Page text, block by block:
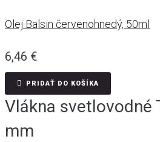
Olej Balsin červenohnedý, 50ml
6,46 €
PRIDAŤ DO KOŠÍKA
Vlákna svetlovodné
mm